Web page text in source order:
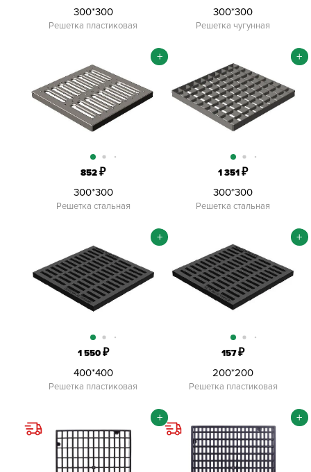
300*300
Решетка пластиковая
300*300
Решетка чугунная
852₽
300*300
Решетка стальная
+
1 351₽
300*300
Решетка стальная
+
1 550₽
400*400
Решетка пластиковая
+
157₽
200*200
Решетка пластиковая
+
+ +